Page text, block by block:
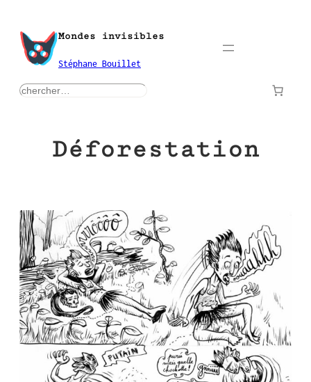
contenu
Mondes invisibles
Stéphane Bouillet
rechercher
Déforestation